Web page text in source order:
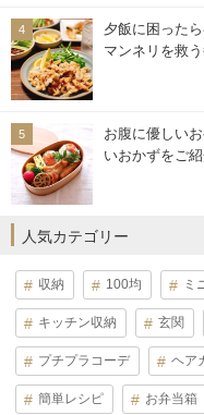
夕飯に困った
マンネリを救
お腹に優しい
いおかずをご紹
人気カテゴリー
収納 100均 ミ
キッチン収納 玄関
プチプラコーデ ヘア
簡単レシピ お弁当箱